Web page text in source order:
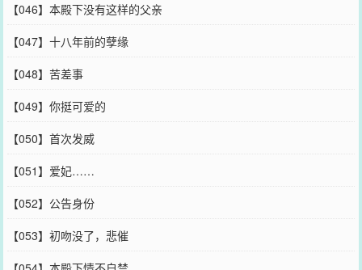
【046】本殿下没有这样的父亲
【047】十八年前的孽缘
【048】苦差事
【049】你挺可爱的
【050】首次发威
【051】爱妃……
【052】公告身份
【053】初吻没了，悲催